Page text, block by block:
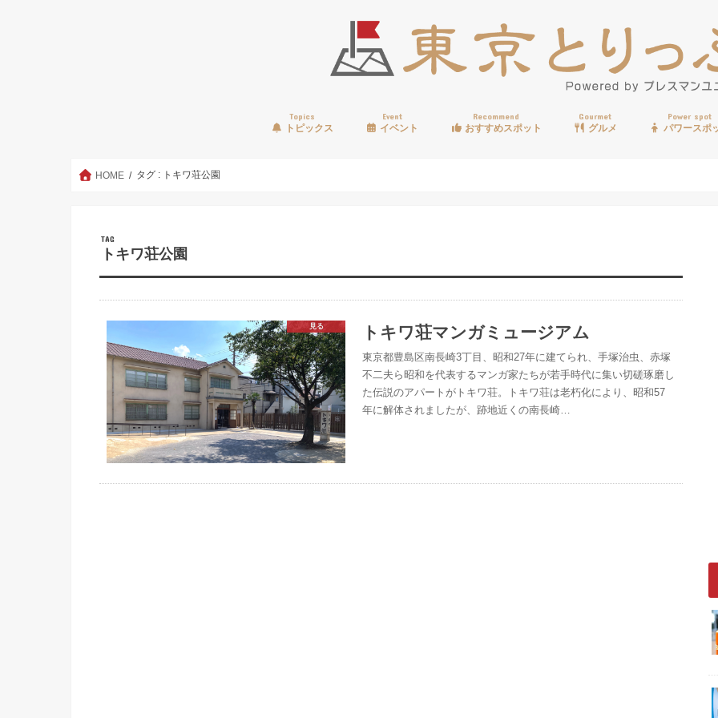
Topics
トピックス
Event
イベント
Recommend
おすすめスポット
Gourmet
グルメ
Power spot
パワースポ
HOME タグ : トキワ荘公園
TAG
トキワ荘公園
見る トキワ荘マンガミュージアム
東京都豊島区南長崎3丁目、昭和27年に建てられ、手塚治虫、赤塚
不二夫ら昭和を代表するマンガ家たちが若手時代に集い切磋琢磨し
た伝説のアパートがトキワ荘。トキワ荘は老朽化により、昭和57
年に解体されましたが、跡地近くの南長崎…